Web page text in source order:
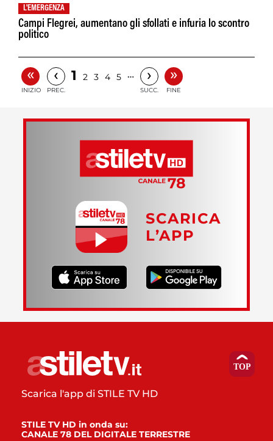
L'EMERGENZA
Campi Flegrei, aumentano gli sfollati e infuria lo scontro
politico
«
INIZIO
‹
PREC.
1 2 3 4 5 … ›
SUCC.
»
FINE
SCARICA
L’APP
Scarica l'app di STILE TV HD
STILE TV HD in onda su:
CANALE 78 DEL DIGITALE TERRESTRE